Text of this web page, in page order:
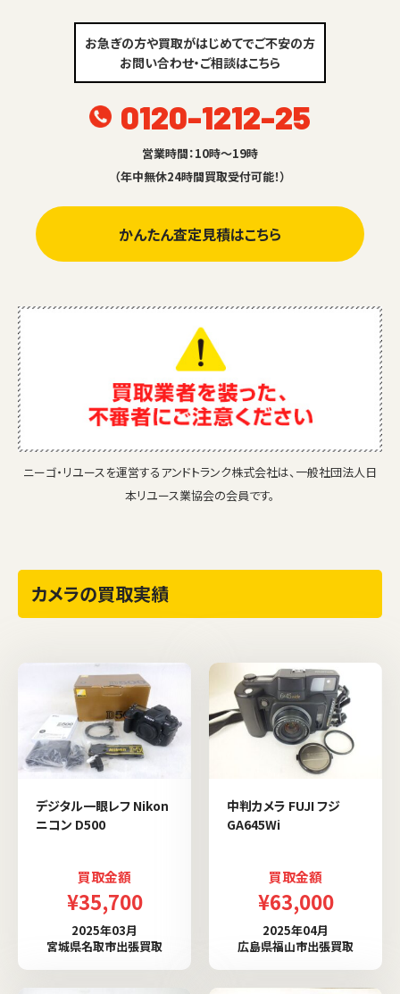
お急ぎの方や買取がはじめてでご不安の方
お問い合わせ・ご相談はこちら
0120-1212-25
営業時間：10時～19時
（年中無休24時間買取受付可能！）
かんたん査定見積はこちら
ニーゴ・リユースを運営するアンドトランク株式会社は、一般社団法人日
本リユース業協会の会員です。
カメラの買取実績
デジタル一眼レフ Nikon
ニコン D500
買取金額
¥35,700
2025年03月
宮城県名取市出張買取
中判カメラ FUJI フジ
GA645Wi
買取金額
¥63,000
2025年04月
広島県福山市出張買取